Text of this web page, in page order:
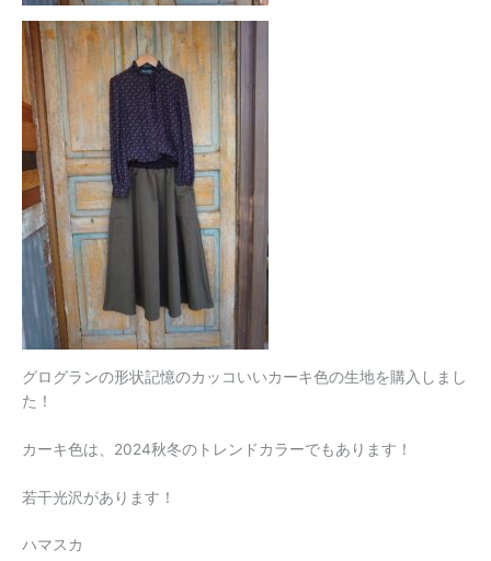
グログランの形状記憶のカッコいいカーキ色の生地を購入しまし
た！
カーキ色は、2024秋冬のトレンドカラーでもあります！
若干光沢があります！
ハマスカ